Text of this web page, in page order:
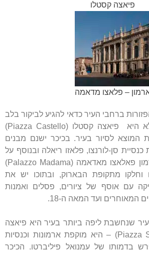
פיאצה קסטלו
– פלאצו מדאמה
ברחבי העיר כדאי להגיע לביקור בלב
הפועם של טורינו הלא היא פיאצה קסטלו (Piazza Castello)
לסיור בעיר. בכיכר ישנם מבנים
סן-לורנצו, פלאזו ריאלה ובנוסף על
על הפיאצה חולש ארמון פאלאצו מאדאמה (Palazzo Madama)
וחלקו מתקופת הבארוק, ובתוכו יש את
עם אוסף של ציורים, פסלים ואמנות
המאוחרים ועד המאה ה-18.
שנחשבת ליפה ביותר בעיר היא פיאצה
סן קרלו (Piazza San Carlo) – היא מוקפת ארמונות וכנסיות
בדמותו של עמנואל פיליברטו. הכיכר